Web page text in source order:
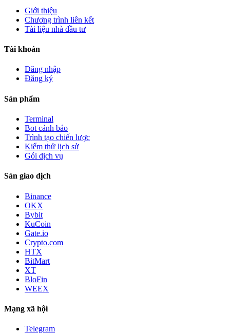
Giới thiệu
Chương trình liên kết
Tài liệu nhà đầu tư
Tài khoản
Đăng nhập
Đăng ký
Sản phẩm
Terminal
Bot cảnh báo
Trình tạo chiến lược
Kiểm thử lịch sử
Gói dịch vụ
Sàn giao dịch
Binance
OKX
Bybit
KuCoin
Gate.io
Crypto.com
HTX
BitMart
XT
BloFin
WEEX
Mạng xã hội
Telegram